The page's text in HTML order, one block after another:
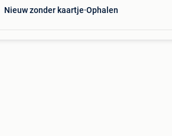
Nieuw zonder kaartje Ophalen